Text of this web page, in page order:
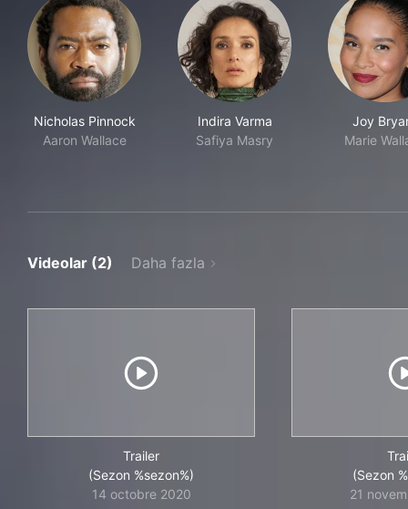
Nicholas Pinnock
Aaron Wallace
Indira Varma
Safiya Masry
Joy
Marie
Videolar (2) Daha fazla
Trailer
(Sezon %sezon%)
14 octobre 2020
(Sezon
21